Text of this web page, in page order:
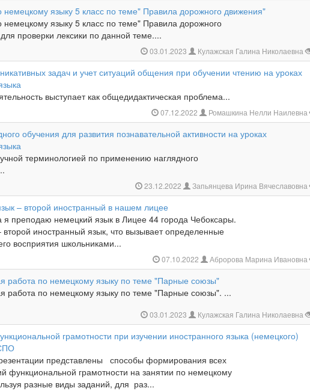
немецкому языку 5 класс по теме" Правила дорожного движения"
немецкому языку 5 класс по теме" Правила дорожного
проверки лексики по данной теме....
03.01.2023 Кулажская Галина Николаевна
задач и учет ситуаций общения при обучении чтению на уроках
выступает как общедидактическая проблема...
07.12.2022 Ромашкина Нелли Наилевна
обучения для развития познавательной активности на уроках
терминологией по применению наглядного
23.12.2022 Запьянцева Ирина Вячеславовна
– второй иностранный в нашем лицее
я преподаю немецкий язык в Лицее 44 города Чебоксары.
иностранный язык, что вызывает определенные
восприятия школьниками...
07.10.2022 Абророва Марина Ивановна
работа по немецкому языку по теме "Парные союзы"
работа по немецкому языку по теме "Парные союзы". ...
03.01.2023 Кулажская Галина Николаевна
грамотности при изучении иностранного языка (немецкого)
представлены способы формирования всех
функциональной грамотности на занятии по немецкому
разные виды заданий, для раз...